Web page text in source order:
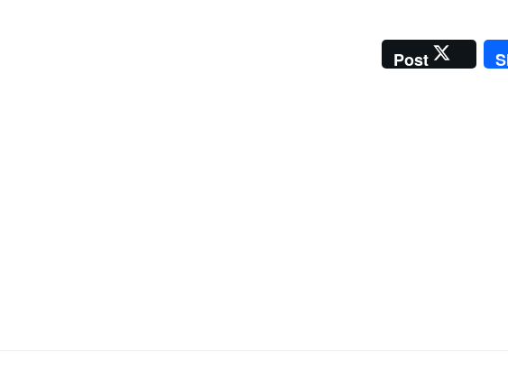
Post